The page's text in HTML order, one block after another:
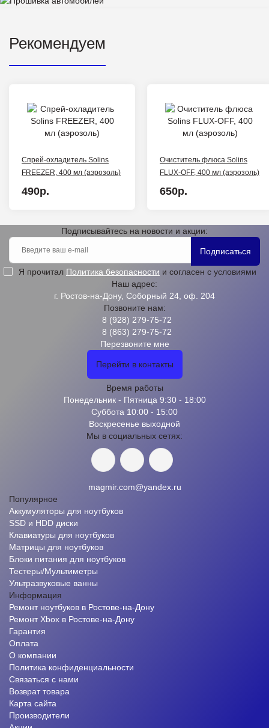
Рекомендуем
Спрей-охладитель Solins
FREEZER, 400 мл (аэрозоль)
490р.
Очиститель флюса Solins
FLUX-OFF, 400 мл (аэрозоль)
650р.
Подписывайтесь на новости и акции:
Подписаться
Я прочитал Политика безопасности и согласен с условиями
Наш адрес:
г. Ростов-на-Дону, Соборный 24, оф. 204
Позвоните нам:
8 (928) 279-75-72
8 (863) 279-75-72
Перезвоните мне
Перейти в контакты
Время работы
Понедельник - Пятница 9:30 - 18:00
Суббота 10:00 - 15:00
Воскресенье выходной
Мы в социальных сетях:
magmir.com@yandex.ru
Популярное
Аккумуляторы для ноутбуков
SSD и HDD диски
Клавиатуры для ноутбуков
Матрицы для ноутбуков
Блоки питания для ноутбуков
Тестеры/Мультиметры
Ультразвуковые ванны
Информация
Ремонт ноутбуков в Ростове-на-Дону
Ремонт Xbox в Ростове-на-Дону
Гарантия
Оплата
О компании
Политика конфиденциальности
Связаться с нами
Возврат товара
Карта сайта
Производители